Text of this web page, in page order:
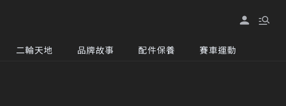
二輪天地 品牌故事 配件保養 賽車運動